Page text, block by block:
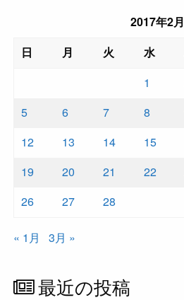
2017年2月
日
月 火 水
1
5
6 7 8
12
13 14 15
19
20 21 22
26
27 28
« 1月 3月 »
最近の投稿